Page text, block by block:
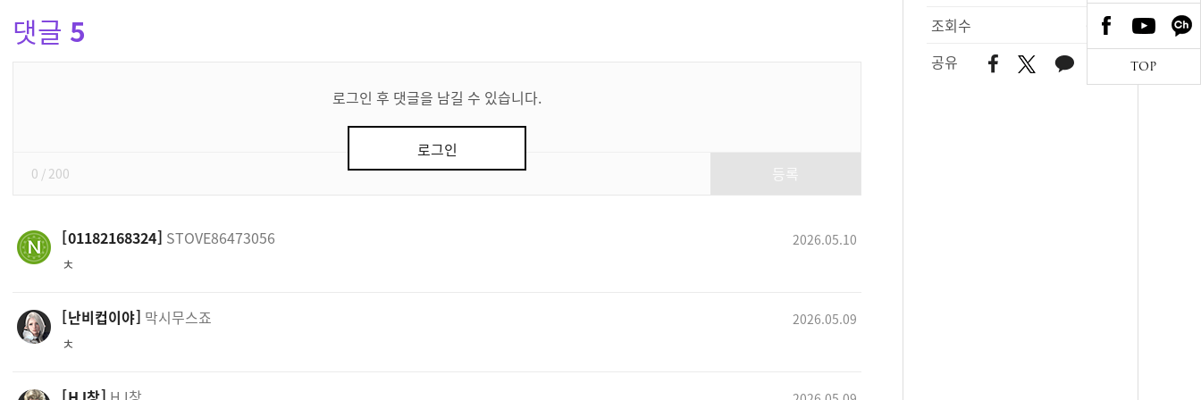
조회수
617
공유
댓글 5
로그인 후 댓글을 남길 수 있습니다.
로그인
0 / 200
01182168324 STOVE86473056 2026.05.10
ㅊ
난비컵이야 막시무스죠 2026.05.09
ㅊ
TOP